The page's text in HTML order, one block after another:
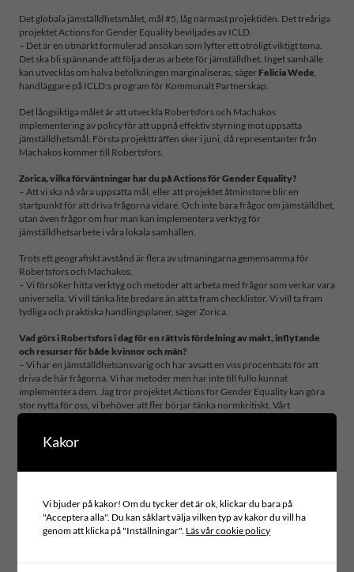
Det globala jämställdhetsmålet, mål #5, låg närmast projektidén. Det treåriga
projektet Actions for Gender Equality beviljades av ICLD.
– Det är en utmärkt formulerad ansökan som lyfter ett otroligt viktigt tema.
Det ska bli spännande att följa deras arbete för jämställdhet. Inget samhälle
kan utvecklas om halva befolkningen marginaliseras, sägerFelicia Wede,
handläggare på ICLD:s program för Kommunalt Partnerskap.
Det långsiktiga målet är att utveckla Robertsfors och Machakos
implementering av policy för att uppnå effektiv styrning mot uppsatta
jämställdhetsmål. Första projektträffen sker i juni, då representanter från
Machakos kommer till Robertsfors.
Zorica, vilka förväntningar har du på Actions för Gender Equality?
– Att vi ska nå våra uppsatta mål, eller att projektet åtminstone blir en
startpunkt för att driva frågorna vidare. Och inte bara frågor om jämställdhet,
utan även frågor om hur man kan implementera verktyg för
jämställdhetsarbete i våra lokala samhällen.
Trots ett geografiskt avstånd är flera av utmaningarna gemensamma för
Robertsfors och Machakos.
– Vi försöker hitta verktyg och metoder att arbeta med frågor som verkar vara
universella. Vi vill tänka lite bredare än att ta fram checklistor. Vi vill ta fram
tydliga och praktiska handlingsplaner, säger Zorica.
Vad görs i Robertsfors i dag för en rättvis fördelning av makt, inflytande
och resurser för både kvinnor och män?
– Vi har en jämställdhetsansvarig och har avsatt en viss procentsats för att
driva de här frågorna. Vi har metoder men har inte till fullo kunnat
implementera dem. Jag tror projektet Actions for Gender Equality kan göra
stor nytta för oss, vi behöver att fler börjar tänka normkritiskt. Vårt
kommunalråd och vår kommunchef tycker det här är ytterst viktiga frågor så
– Om tre år när projektet förhoppningsvis fått fäste i kommunen hoppas jag vi
jämställdhet och anses vara ett av de viktigaste. För Zorica är det femte målet
helt avgörande.
– Jag tycker det en förutsättning för att komma framåt. Jämställdhet måste
vara i fokus överallt om vi ska nå hållbar utveckling.
Var i kommunverksamheten kommer Actions for Gender Equality ha mest
Kakor
Vi bjuder på kakor! Om du tycker det är ok, klickar du bara på
"Acceptera alla". Du kan såklart välja vilken typ av kakor du vill ha
genom att klicka på "Inställningar". Läs vår cookie policy